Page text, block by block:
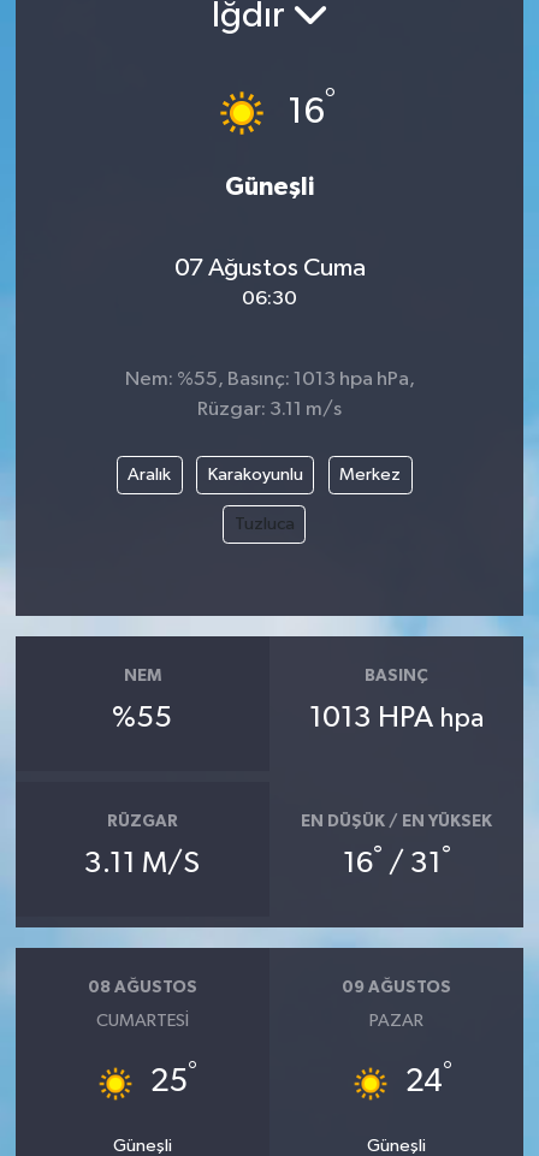
Iğdır
16°
Güneşli
07 Ağustos Cuma
06:30
Nem: %55, Basınç: 1013 hpa hPa,
Rüzgar: 3.11 m/s
Aralık Karakoyunlu Merkez
Tuzluca
NEM
%55
BASINÇ
1013 HPA hpa
RÜZGAR
3.11 M/S
EN DÜŞÜK / EN YÜKSEK
16° / 31 °
08 AĞUSTOS
CUMARTESI
25°
Güneşli
09 AĞUSTOS
PAZAR
24°
Güneşli